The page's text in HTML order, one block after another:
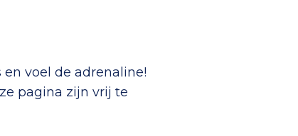
voel de adrenaline!
pagina zijn vrij te